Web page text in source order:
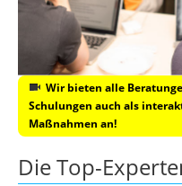
Wir bieten alle
Schulungen auch als
Maßnahmen an!
Die Top-